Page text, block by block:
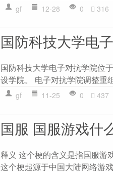
gf 12-28 0 316
国防科技大学电
国防科技大学电子对抗学院位
设学院。 电子对抗学院调整重
gf 11-25 0 437
国服 国服游戏什
释义 这个梗的含义是指国服游
这个梗起源于中国大陆网络游